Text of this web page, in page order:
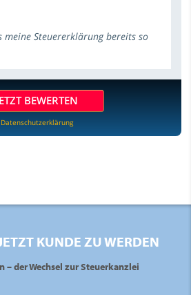
meine Steuererklärung bereits so
BEWERTEN
Datenschutzerklärung
KUNDE ZU WERDEN
– der Wechsel zur Steuerkanzlei